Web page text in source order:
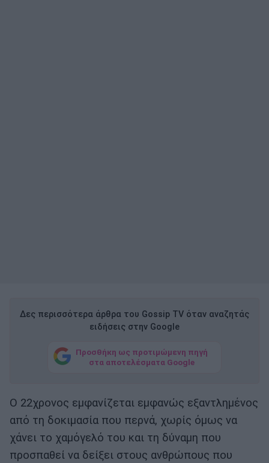
Δες περισσότερα άρθρα του Gossip TV όταν αναζητάς
ειδήσεις στην Google
Προσθήκη ως προτιμώμενη πηγή
στα αποτελέσματα Google
Ο 22χρονος εμφανίζεται εμφανώς εξαντλημένος
από τη δοκιμασία που περνά, χωρίς όμως να
χάνει το χαμόγελό του και τη δύναμη που
προσπαθεί να δείξει στους ανθρώπους που